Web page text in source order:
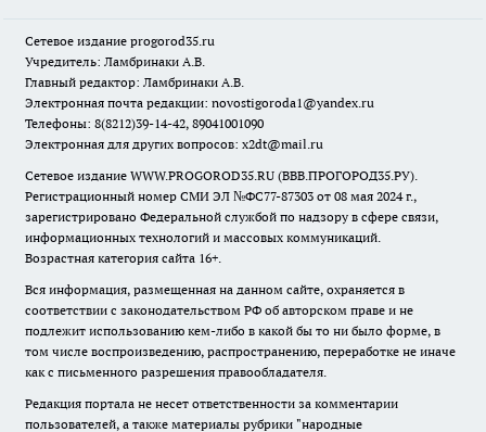
Сетевое издание progorod35.ru
Учредитель: Ламбринаки А.В.
Главный редактор: Ламбринаки А.В.
Электронная почта редакции: novostigoroda1@yandex.ru
Телефоны: 8(8212)39-14-42, 89041001090
Электронная для других вопросов: x2dt@mail.ru
Сетевое издание WWW.PROGOROD35.RU (ВВВ.ПРОГОРОД35.РУ).
Регистрационный номер СМИ ЭЛ №ФС77-87303 от 08 мая 2024 г.,
зарегистрировано Федеральной службой по надзору в сфере связи,
информационных технологий и массовых коммуникаций.
Возрастная категория сайта 16+.
Вся информация, размещенная на данном сайте, охраняется в
соответствии с законодательством РФ об авторском праве и не
подлежит использованию кем-либо в какой бы то ни было форме, в
том числе воспроизведению, распространению, переработке не иначе
как с письменного разрешения правообладателя.
Редакция портала не несет ответственности за комментарии
пользователей, а также материалы рубрики "народные